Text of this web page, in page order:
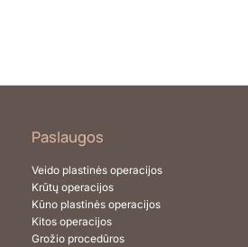
Paslaugos
Veido plastinės operacijos
Krūtų operacijos
Kūno plastinės operacijos
Kitos operacijos
Grožio procedūros